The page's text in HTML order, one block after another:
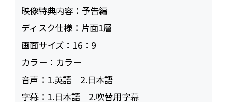
映像特典内容：予告編
ディスク仕様： 片面1層
画面サイズ： 16：9
カラー： カラー
音声： 1.英語 2.日本語
字幕： 1.日本語 2.吹替用字幕